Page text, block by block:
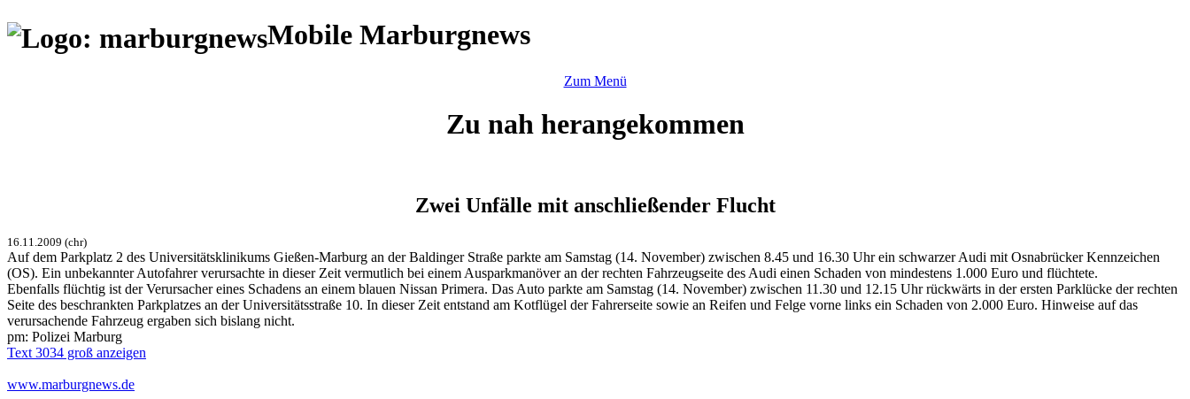
Mobile Marburgnews
Zum Menü
Zu nah herangekommen
Zwei Unfälle mit anschließender Flucht
16.11.2009 (chr)
Auf dem Parkplatz 2 des Universitätsklinikums Gießen-Marburg an der Baldinger Straße parkte am Samstag (14. November) zwischen 8.45 und 16.30 Uhr ein schwarzer Audi mit Osnabrücker Kennzeichen
(OS). Ein unbekannter Autofahrer verursachte in dieser Zeit vermutlich bei einem Ausparkmanöver an der rechten Fahrzeugseite des Audi einen Schaden von mindestens 1.000 Euro und flüchtete.
Ebenfalls flüchtig ist der Verursacher eines Schadens an einem blauen Nissan Primera. Das Auto parkte am Samstag (14. November) zwischen 11.30 und 12.15 Uhr rückwärts in der ersten Parklücke der rechten
Seite des beschrankten Parkplatzes an der Universitätsstraße 10. In dieser Zeit entstand am Kotflügel der Fahrerseite sowie an Reifen und Felge vorne links ein Schaden von 2.000 Euro. Hinweise auf das
verursachende Fahrzeug ergaben sich bislang nicht.
pm: Polizei Marburg
Text 3034 groß anzeigen
www.marburgnews.de